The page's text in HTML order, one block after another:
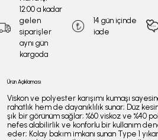
12:00 a kadar
gelen
siparişler
aynı gün
kargoda
14 gün içinde
iade
Ürün Açıklaması
Viskon ve polyester karışımı kumaşı
rahatlık hem de dayanıklılık sunar; Düz
şık bir görünüm sağlar; %60 viskoz ve %40
nefes alabilirlik ve konforlu bir kullanım
eder; Kolay bakım imkanı sunan Type 1